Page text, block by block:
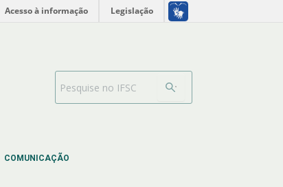
Acesso à informação Legislação
COMUNICAÇÃO
Barra de busca